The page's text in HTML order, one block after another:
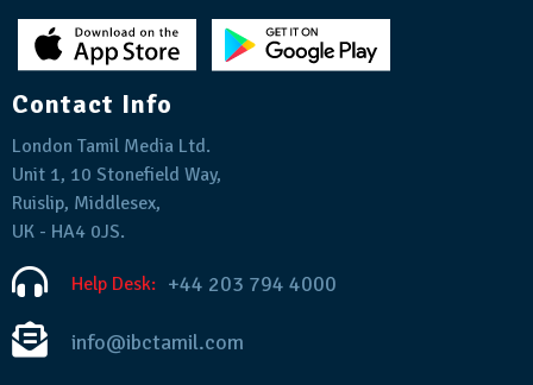
Contact Info
London Tamil Media Ltd.
Unit 1, 10 Stonefield Way,
Ruislip, Middlesex,
UK - HA4 0JS.
Help Desk: +44 203 794 4000
info@ibctamil.com